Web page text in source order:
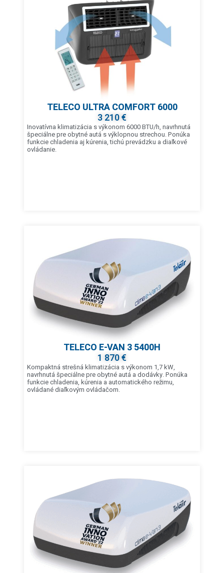
TELECO ULTRA COMFORT 6000
3 210 €
Inovatívna klimatizácia s výkonom 6000 BTU/h, navrhnutá
špeciálne pre obytné autá s výklopnou strechou. Ponúka
funkcie chladenia aj kúrenia, tichú prevádzku a diaľkové
ovládanie.
TELECO E-VAN 3 5400H
1 870 €
Kompaktná strešná klimatizácia s výkonom 1,7 kW,
navrhnutá špeciálne pre obytné autá a dodávky. Ponúka
funkcie chladenia, kúrenia a automatického režimu,
ovládané diaľkovým ovládačom.